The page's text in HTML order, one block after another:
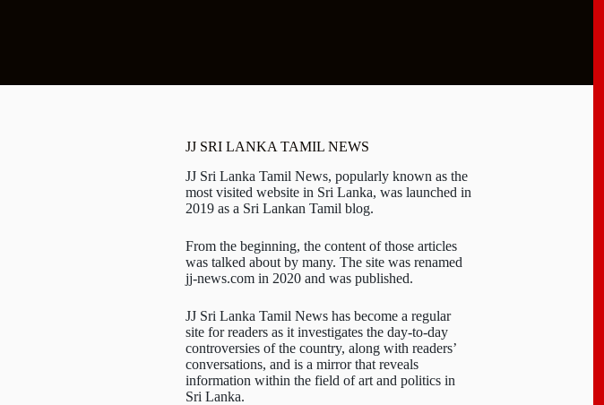
JJ SRI LANKA TAMIL NEWS
JJ Sri Lanka Tamil News, popularly known as the
most visited website in Sri Lanka, was launched in
2019 as a Sri Lankan Tamil blog.
From the beginning, the content of those articles
was talked about by many. The site was renamed
jj-news.com in 2020 and was published.
JJ Sri Lanka Tamil News has become a regular
site for readers as it investigates the day-to-day
controversies of the country, along with readers’
conversations, and is a mirror that reveals
information within the field of art and politics in
Sri Lanka.